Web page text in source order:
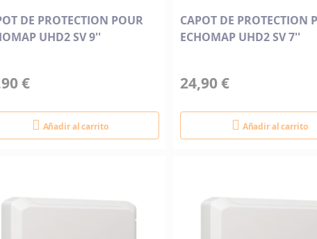
DE PROTECTION POUR
UHD2 SV 9''
€
Añadir al carrito
CAPOT DE PROTECTION
ECHOMAP UHD2 SV 7''
24,90 €
Añadir al carrito